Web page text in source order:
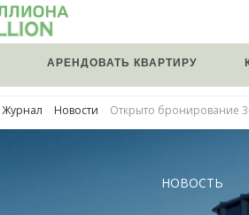
АРЕНДОВАТЬ КВАРТИРУ
Журнал Новости Открыто бронирование
НОВОСТЬ